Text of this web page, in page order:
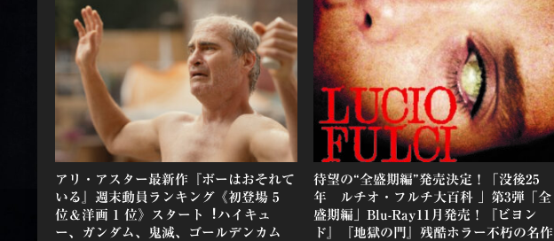
ー
シ
ョ
ン
アリ・アスター最新作『ボーはおそれて
いる』週末動員ランキング《初登場 5
位＆洋画 1 位》スタート︕ハイキュ
ー、ガンダム、⻤滅、ゴールデンカム
待望の“全盛期編”発売決定！「没後25
年 ルチオ・フルチ大百科 」第3弾「全
盛期編」Blu-Ray11月発売！『ビヨン
ド』『地獄の門』残酷ホラー不朽の名作